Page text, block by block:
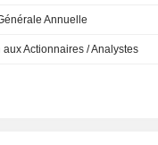
Annuelle
aux Actionnaires / Analystes